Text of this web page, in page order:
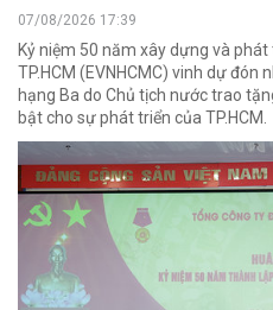
07/08/2026 17:39
Kỷ niệm 50 năm xây dựng và
TP.HCM (EVNHCMC) vinh dự đón
hạng Ba do Chủ tịch nước trao
bật cho sự phát triển của TP.HCM.